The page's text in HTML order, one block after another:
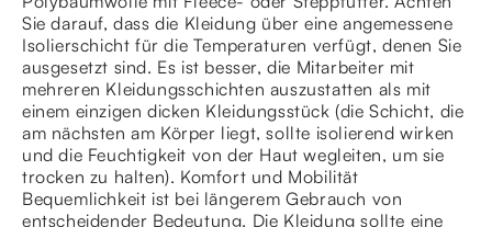
Sie darauf, dass die Kleidung über eine angemessene
Isolierschicht für die Temperaturen verfügt, denen Sie
ausgesetzt sind. Es ist besser, die Mitarbeiter mit
mehreren Kleidungsschichten auszustatten als mit
einem einzigen dicken Kleidungsstück (die Schicht, die
am nächsten am Körper liegt, sollte isolierend wirken
und die Feuchtigkeit von der Haut wegleiten, um sie
trocken zu halten). Komfort und Mobilität
Bequemlichkeit ist bei längerem Gebrauch von
entscheidender Bedeutung. Die Kleidung sollte eine